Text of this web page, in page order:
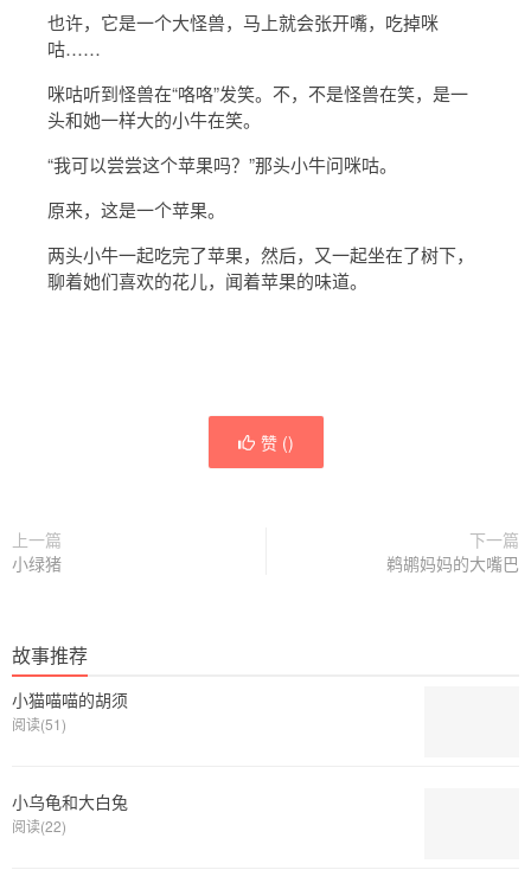
也许，它是一个大怪兽，马上就会张开嘴，吃掉咪
咕……
咪咕听到怪兽在“咯咯”发笑。不，不是怪兽在笑，是一
头和她一样大的小牛在笑。
“我可以尝尝这个苹果吗？”那头小牛问咪咕。
原来，这是一个苹果。
两头小牛一起吃完了苹果，然后，又一起坐在了树下，
聊着她们喜欢的花儿，闻着苹果的味道。
赞 ()
上一篇
小绿猪
下一篇
鹈鹕妈妈的大嘴巴
故事推荐
小猫喵喵的胡须
阅读(51)
小乌龟和大白兔
阅读(22)